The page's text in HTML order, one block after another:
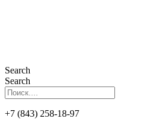
Search
Search
+7 (843) 258-18-97